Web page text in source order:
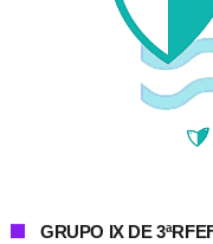
GRUPO IX DE